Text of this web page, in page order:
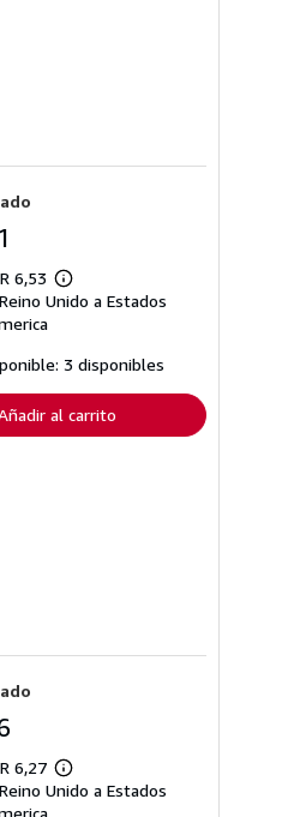
6,53
Más
información
tarifas
de
envío
Unido a Estados
3 disponibles
al carrito
6,27
Más
información
Unido a Estados